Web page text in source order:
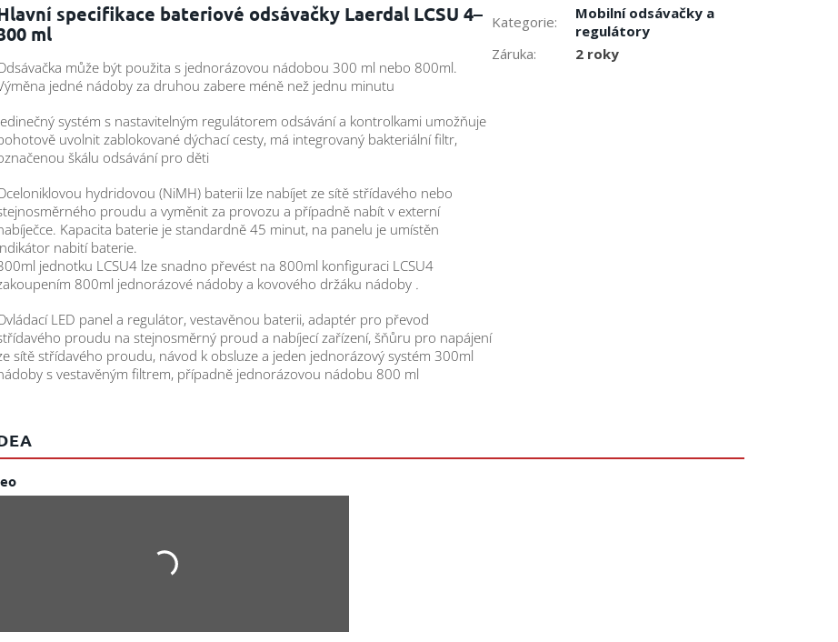
specifikace bateriové odsávačky Laerdal LCSU 4–
ml
může být použita s jednorázovou nádobou 300 ml nebo 800ml.
jedné nádoby za druhou zabere méně než jednu minutu
systém s nastavitelným regulátorem odsávání a kontrolkami umožňuje
uvolnit zablokované dýchací cesty, má integrovaný bakteriální filtr,
škálu odsávání pro děti
hydridovou (NiMH) baterii lze nabíjet ze sítě střídavého nebo
proudu a vyměnit za provozu a případně nabít v externí
Kapacita baterie je standardně 45 minut, na panelu je umístěn
nabití baterie.
jednotku LCSU4 lze snadno převést na 800ml konfiguraci LCSU4
800ml jednorázové nádoby a kovového držáku nádoby .
LED panel a regulátor, vestavěnou baterii, adaptér pro převod
proudu na stejnosměrný proud a nabíjecí zařízení, šňůru pro napájení
sítě střídavého proudu, návod k obsluze a jeden jednorázový systém 300ml
s vestavěným filtrem, případně jednorázovou nádobu 800 ml
Kategorie:
Mobilní odsávačky a
regulátory
Záruka: 2 roky